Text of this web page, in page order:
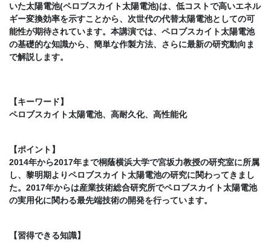
いた太陽電池(ペロブスカイト太陽電池)は、低コストで高いエネル
ギー変換効率を示すことから、次世代の代替太陽電池としての可
能性が期待されています。本講演では、ペロブスカイト太陽電池
の基礎的な知識から、簡単な作製方法、さらに最新の研究動向ま
で解説します。
【キーワード】
ペロブスカイト太陽電池、高耐久化、高性能化
【ポイント】
2014年から2017年まで桐蔭横浜大学で宮坂力教授の研究室に所属
し、黎明期よりペロブスカイト太陽電池の研究に関わってきまし
た。2017年からは産業技術総合研究所でペロブスカイト太陽電池
の実用化に関わる最先端技術の開発を行っています。
【習得できる知識】